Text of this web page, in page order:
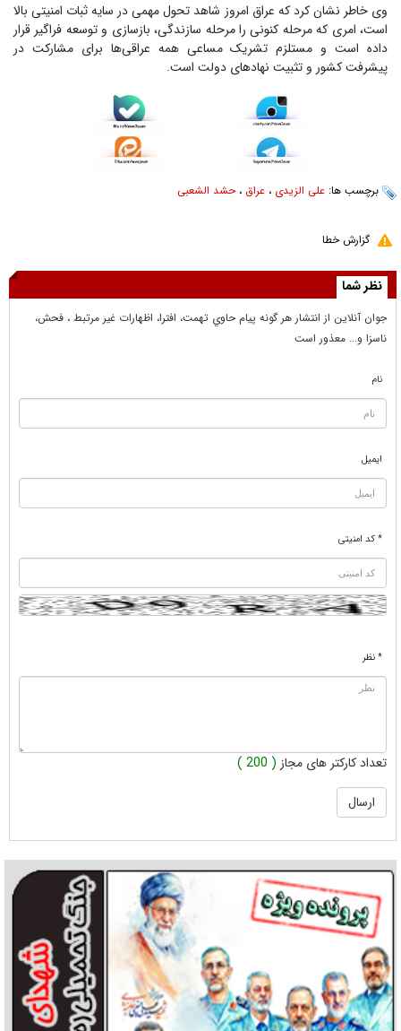
وی خاطر نشان کرد که عراق امروز شاهد تحول مهمی در سایه ثبات امنیتی بالا
است، امری که مرحله کنونی را مرحله سازندگی، بازسازی و توسعه فراگیر قرار
داده است و مستلزم تشریک مساعی همه عراقی‌ها برای مشارکت در
پیشرفت کشور و تثبیت نهاد‌های دولت است.
برچسب ها: علی الزیدی ، عراق ،حشد الشعبی
گزارش خطا
نظر شما
جوان آنلاين از انتشار هر گونه پيام حاوي تهمت، افترا، اظهارات غير مرتبط ، فحش،
ناسزا و... معذور است
نام
ایمیل
* کد امنیتی
* نظر
تعداد کارکتر های مجاز ( 200 )